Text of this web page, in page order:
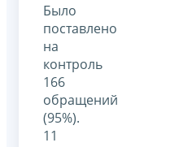
Было
поставлено
на
контроль
166
обращений
(95%).
11